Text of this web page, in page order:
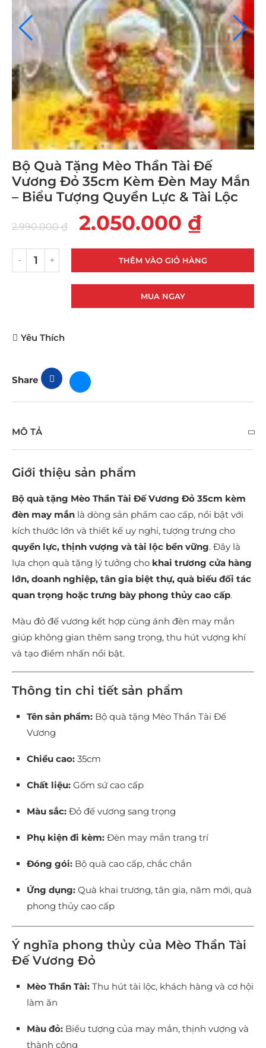
Bộ Quà Tặng Mèo Thần Tài Đế
Vương Đỏ 35cm Kèm Đèn May Mắn
– Biểu Tượng Quyền Lực & Tài Lộc
2.990.000₫ 2.050.000 ₫
THÊM VÀO GIỎ HÀNG
MUA NGAY
Yêu Thích
Share
MÔ TẢ
Giới thiệu sản phẩm
Bộ quà tặng Mèo Thần Tài Đế Vương Đỏ 35cm kèm
đèn may mắn là dòng sản phẩm cao cấp, nổi bật với
kích thước lớn và thiết kế uy nghi, tượng trưng cho
quyền lực, thịnh vượng và tài lộc bền vững. Đây là
lựa chọn quà tặng lý tưởng cho khai trương cửa hàng
lớn, doanh nghiệp, tân gia biệt thự, quà biếu đối tác
quan trọng hoặc trưng bày phong thủy cao cấp.
Màu đỏ đế vương kết hợp cùng ánh đèn may mắn
giúp không gian thêm sang trọng, thu hút vượng khí
và tạo điểm nhấn nổi bật.
Thông tin chi tiết sản phẩm
Tên sản phẩm: Bộ quà tặng Mèo Thần Tài Đế
Vương
Chiều cao: 35cm
Chất liệu: Gốm sứ cao cấp
Màu sắc: Đỏ đế vương sang trọng
Phụ kiện đi kèm: Đèn may mắn trang trí
Đóng gói: Bộ quà cao cấp, chắc chắn
Ứng dụng: Quà khai trương, tân gia, năm mới, quà
phong thủy cao cấp
Ý nghĩa phong thủy của Mèo Thần Tài
Đế Vương Đỏ
Mèo Thần Tài: Thu hút tài lộc, khách hàng và cơ hội
làm ăn
Màu đỏ: Biểu tượng của may mắn, thịnh vượng và
thành công